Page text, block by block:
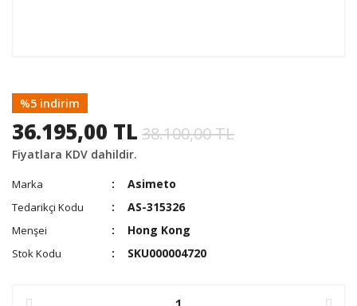
%5 indirim
36.195,00 TL 38.100,00 TL
Fiyatlara KDV dahildir.
Marka Asimeto
Tedarikçi Kodu AS-315326
Menşei Hong Kong
Stok Kodu SKU000004720